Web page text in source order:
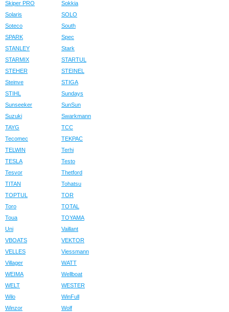
Skiper PRO
Sokkia
Solaris
SOLO
Soteco
South
SPARK
Spec
STANLEY
Stark
STARMIX
STARTUL
STEHER
STEINEL
Steinve
STIGA
STIHL
Sundays
Sunseeker
SunSun
Suzuki
Swarkmann
TAYG
TCC
Tecomec
TEKPAC
TELWIN
Terhi
TESLA
Testo
Tesvor
Thetford
TITAN
Tohatsu
TOPTUL
TOR
Toro
TOTAL
Toua
TOYAMA
Uni
Vaillant
VBOATS
VEKTOR
VELLES
Viessmann
Villager
WATT
WEIMA
Wellboat
WELT
WESTER
Wilo
WinFull
Winzor
Wolf